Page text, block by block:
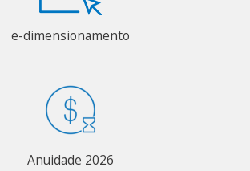
e-dimensionamento
Anuidade 2026